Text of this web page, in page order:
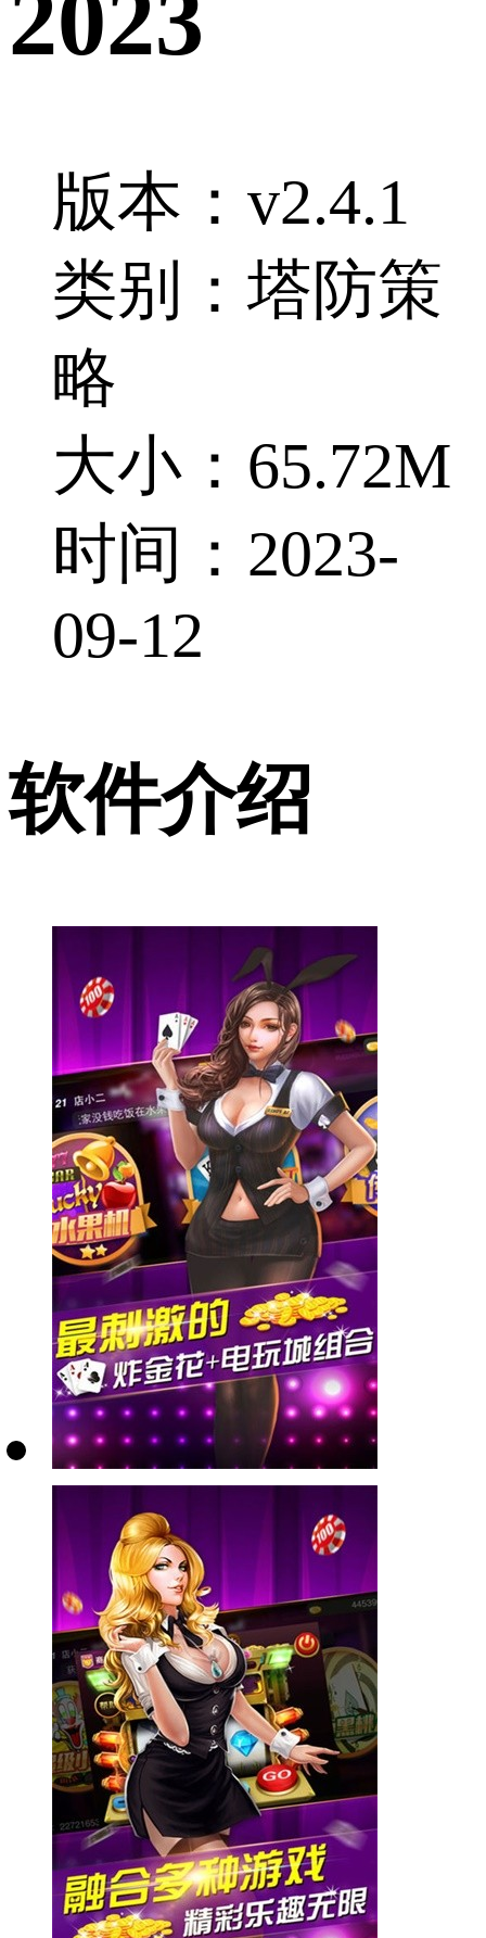
2023
版本：v2.4.1
类别：塔防策
略
大小：65.72M
时间：2023-
09-12
软件介绍